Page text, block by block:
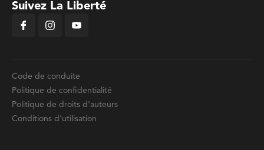
Suivez La Liberté
Code de conduite
Politique de confidentialité
Politique de droits d'auteurs
Conditions d'utilisation